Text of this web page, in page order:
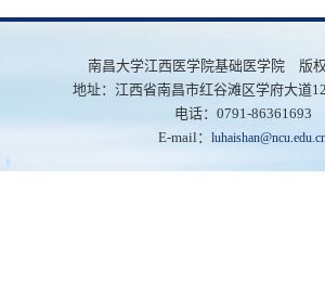
南昌大学江西医学院基础医学院 版
地址：江西省南昌市红谷滩区学府大道
电话：0791-86361693
E-mail：